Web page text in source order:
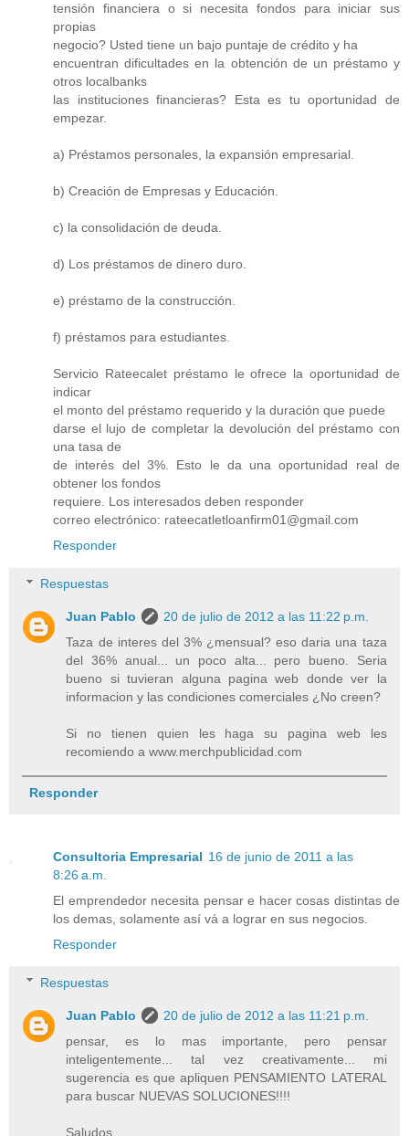
tensión financiera o si necesita fondos para iniciar sus
propias
negocio? Usted tiene un bajo puntaje de crédito y ha
encuentran dificultades en la obtención de un préstamo y
otros localbanks
las instituciones financieras? Esta es tu oportunidad de
empezar.
a) Préstamos personales, la expansión empresarial.
b) Creación de Empresas y Educación.
c) la consolidación de deuda.
d) Los préstamos de dinero duro.
e) préstamo de la construcción.
f) préstamos para estudiantes.
Servicio Rateecalet préstamo le ofrece la oportunidad de
indicar
el monto del préstamo requerido y la duración que puede
darse el lujo de completar la devolución del préstamo con
una tasa de
de interés del 3%. Esto le da una oportunidad real de
obtener los fondos
requiere. Los interesados deben responder
correo electrónico: rateecatletloanfirm01@gmail.com
Responder
Respuestas
Juan Pablo
20 de julio de 2012 a las 11:22 p.m.
Taza de interes del 3% ¿mensual? eso daria una taza
del 36% anual... un poco alta... pero bueno. Seria
bueno si tuvieran alguna pagina web donde ver la
informacion y las condiciones comerciales ¿No creen?
Si no tienen quien les haga su pagina web les
recomiendo a www.merchpublicidad.com
Responder
Consultoria Empresarial 16 de junio de 2011 a las
8:26 a.m.
El emprendedor necesita pensar e hacer cosas distintas de
los demas, solamente así vá a lograr en sus negocios.
Responder
Respuestas
Juan Pablo
20 de julio de 2012 a las 11:21 p.m.
pensar, es lo mas importante, pero pensar
inteligentemente... tal vez creativamente... mi
sugerencia es que apliquen PENSAMIENTO LATERAL
para buscar NUEVAS SOLUCIONES!!!!
Saludos